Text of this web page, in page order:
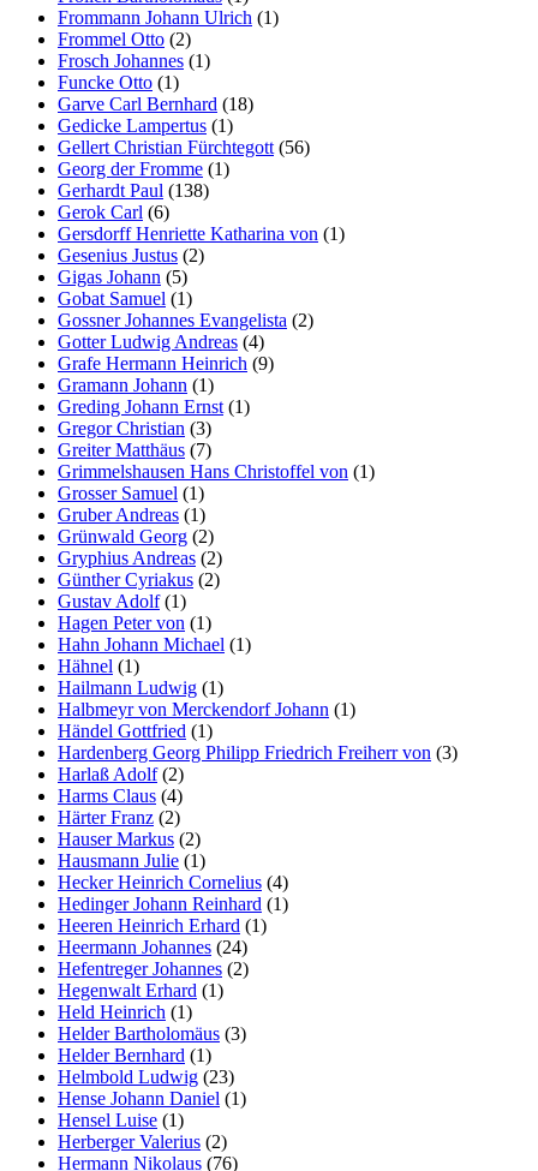
Frommann Johann Ulrich (1)
Frommel Otto (2)
Frosch Johannes (1)
Funcke Otto (1)
Garve Carl Bernhard (18)
Gedicke Lampertus (1)
Gellert Christian Fürchtegott (56)
Georg der Fromme (1)
Gerhardt Paul (138)
Gerok Carl (6)
Gersdorff Henriette Katharina von (1)
Gesenius Justus (2)
Gigas Johann (5)
Gobat Samuel (1)
Gossner Johannes Evangelista (2)
Gotter Ludwig Andreas (4)
Grafe Hermann Heinrich (9)
Gramann Johann (1)
Greding Johann Ernst (1)
Gregor Christian (3)
Greiter Matthäus (7)
Grimmelshausen Hans Christoffel von (1)
Grosser Samuel (1)
Gruber Andreas (1)
Grünwald Georg (2)
Gryphius Andreas (2)
Günther Cyriakus (2)
Gustav Adolf(1)
Hagen Peter von (1)
Hahn Johann Michael (1)
Hähnel (1)
Hailmann Ludwig (1)
Halbmeyr von Merckendorf Johann (1)
Händel Gottfried (1)
Hardenberg Georg Philipp Friedrich Freiherr von (3)
Harlaß Adolf(2)
Harms Claus (4)
Härter Franz (2)
Hauser Markus (2)
Hausmann Julie (1)
Hecker Heinrich Cornelius (4)
Hedinger Johann Reinhard (1)
Heeren Heinrich Erhard (1)
Heermann Johannes (24)
Hefentreger Johannes (2)
Hegenwalt Erhard (1)
Held Heinrich (1)
Helder Bartholomäus (3)
Helder Bernhard (1)
Helmbold Ludwig (23)
Hense Johann Daniel (1)
Hensel Luise (1)
Herberger Valerius (2)
Hermann Nikolaus (76)